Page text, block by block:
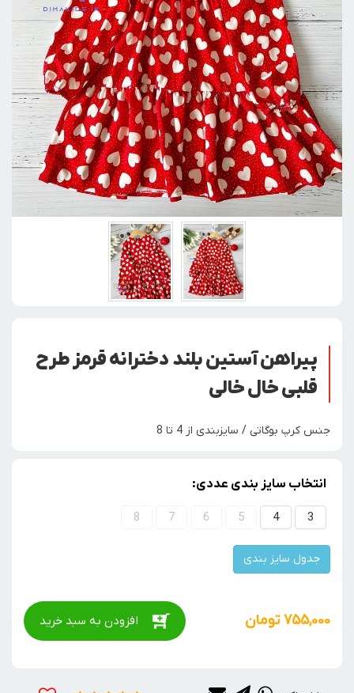
پیراهن آستین بلند دخترانه قرمز طرح
قلبی خال خالی
جنس کرپ بوگاتی / سایزبندی از 4 تا 8
انتخاب سایز بندی عددی:
3
4
5
6
7
8
جدول سایز بندی
755,000تومان افزودن به سبد خرید